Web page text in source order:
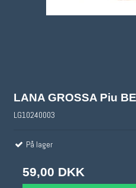
LANA GROSSA Piu
LG10240003
På lager
59,00 DKK